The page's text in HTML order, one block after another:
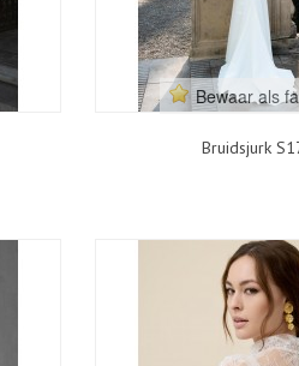
Bruidsjurk
Bewaar als